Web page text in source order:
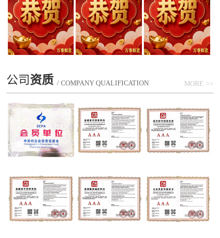
公司资质 / COMPANY QUALIFICATION MORE >>